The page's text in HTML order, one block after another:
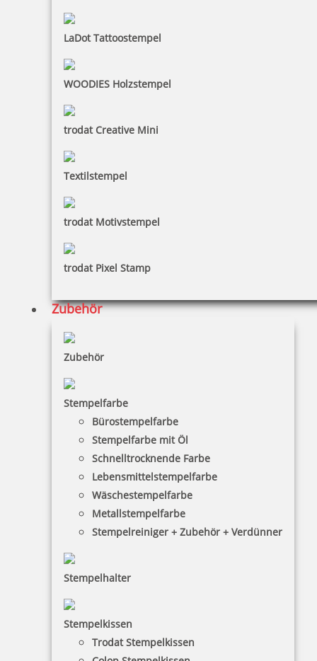
LaDot Tattoostempel
WOODIES Holzstempel
trodat Creative Mini
Textilstempel
trodat Motivstempel
trodat Pixel Stamp
Zubehör
Zubehör
Stempelfarbe
Bürostempelfarbe
Stempelfarbe mit Öl
Schnelltrocknende Farbe
Lebensmittelstempelfarbe
Wäschestempelfarbe
Metallstempelfarbe
Stempelreiniger + Zubehör + Verdünner
Stempelhalter
Stempelkissen
Trodat Stempelkissen
Braille Türschild Wartezimmer
27,73 €
Bestellen
Braille Türschild WC Barrierefrei
27,73 €